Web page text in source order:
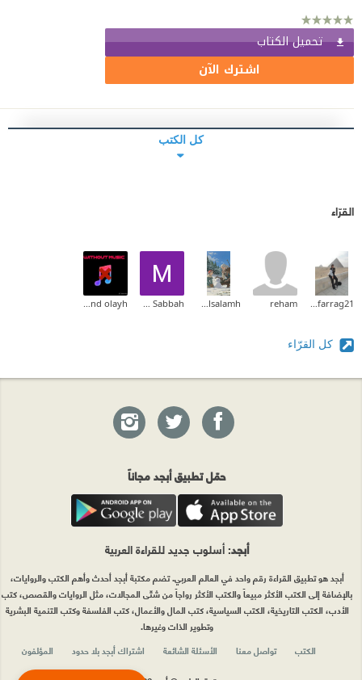
تحميل الكتاب
اشترك الآن
كل الكتب
القرّاء
reham
كل القرّاء
حمّل تطبيق أبجد مجاناً
أبجد: أسلوب جديد للقراءة العربية
أبجد هو تطبيق القراءة رقم واحد في العالم العربي. تضم مكتبة أبجد أحدث وأهم الكتب والروايات،
بالإضافة إلى الكتب الأكثر مبيعاً والكتب الأكثر رواجاً من شتّى المجالات، مثل الروايات والقصص، كتب
الأدب، الكتب التاريخية، الكتب السياسية، كتب المال والأعمال، كتب الفلسفة وكتب التنمية البشرية
وتطوير الذات وغيرها.
الكتب
تواصل معنا الأسئلة الشائعة اشتراك أبجد بلا حدود
المؤلفون